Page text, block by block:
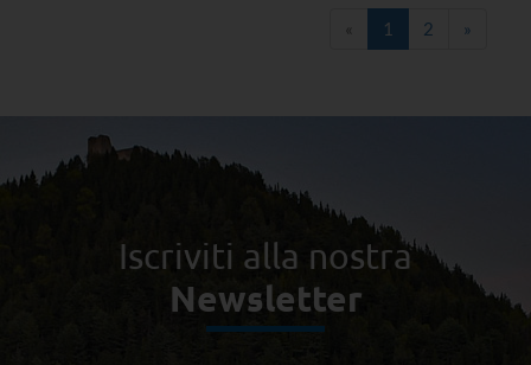
« 1 2 »
Iscriviti alla nostra
Newsletter